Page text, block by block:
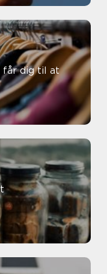
får dig til at